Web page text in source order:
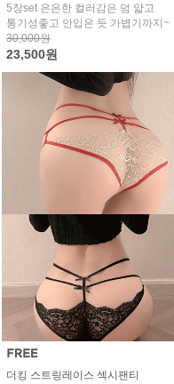
5장set 은은한 컬러감은 덤 얇고
통기성좋고 안입은 듯 가볍기까지~
30,000원
23,500원
더킹 스트링레이스 섹시팬티